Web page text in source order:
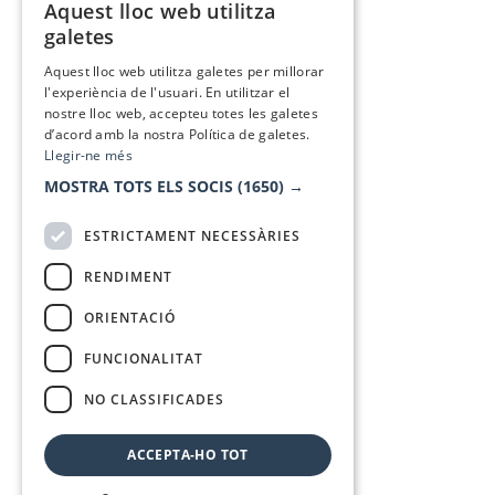
Aquest lloc web utilitza
galetes
Aquest lloc web utilitza galetes per millorar
l'experiència de l'usuari. En utilitzar el
nostre lloc web, accepteu totes les galetes
d’acord amb la nostra Política de galetes.
Llegir-ne més
MOSTRA TOTS ELS SOCIS (1650) →
ESTRICTAMENT NECESSÀRIES
RENDIMENT
ORIENTACIÓ
FUNCIONALITAT
NO CLASSIFICADES
ACCEPTA-HO TOT